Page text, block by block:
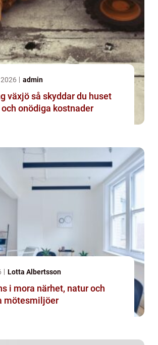
admin
du huset
onödiga kostnader
Lotta Albertsson
natur och
mötesmiljöer